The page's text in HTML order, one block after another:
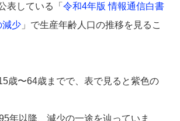
表している 「 令和4年版 情報通信白書
減少 」で生産年齢人口の推移を見るこ
歳〜64歳までで、表で見ると紫色の
年以降、減少の一途を辿っていま